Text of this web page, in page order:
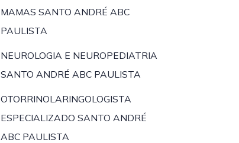
MAMAS SANTO ANDRÉ ABC
PAULISTA
NEUROLOGIA E NEUROPEDIATRIA
SANTO ANDRÉ ABC PAULISTA
OTORRINOLARINGOLOGISTA
ESPECIALIZADO SANTO ANDRÉ
ABC PAULISTA